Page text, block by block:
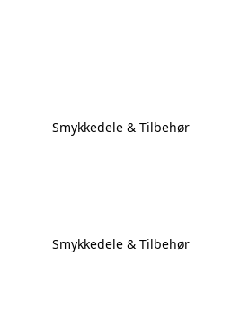
Smykkedele & Tilbehør
Smykkedele & Tilbehør